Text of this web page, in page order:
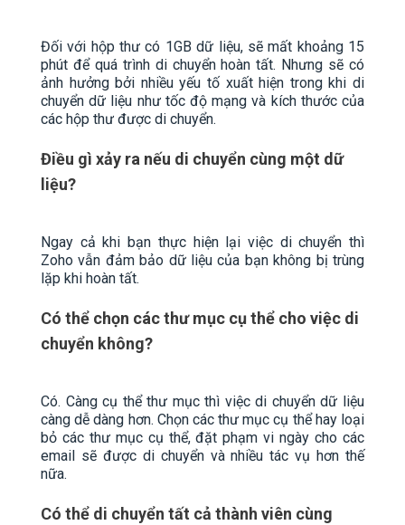
Đối với hộp thư có 1GB dữ liệu, sẽ mất khoảng 15
phút để quá trình di chuyển hoàn tất. Nhưng sẽ có
ảnh hưởng bởi nhiều yếu tố xuất hiện trong khi di
chuyển dữ liệu như tốc độ mạng và kích thước của
các hộp thư được di chuyển.
Điều gì xảy ra nếu di chuyển cùng một dữ
liệu?
Ngay cả khi bạn thực hiện lại việc di chuyển thì
Zoho vẫn đảm bảo dữ liệu của bạn không bị trùng
lặp khi hoàn tất.
Có thể chọn các thư mục cụ thể cho việc di
chuyển không?
Có. Càng cụ thể thư mục thì việc di chuyển dữ liệu
càng dễ dàng hơn. Chọn các thư mục cụ thể hay loại
bỏ các thư mục cụ thể, đặt phạm vi ngày cho các
email sẽ được di chuyển và nhiều tác vụ hơn thế
nữa.
Có thể di chuyển tất cả thành viên cùng